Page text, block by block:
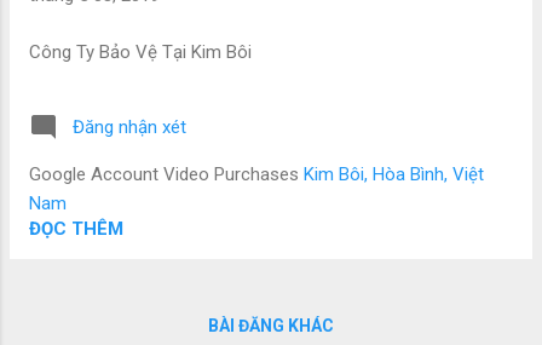
Công Ty Bảo Vệ Tại Kim Bôi
Đăng nhận xét
Google Account Video Purchases Kim Bôi, Hòa Bình, Việt
Nam
ĐỌC THÊM
BÀI ĐĂNG KHÁC